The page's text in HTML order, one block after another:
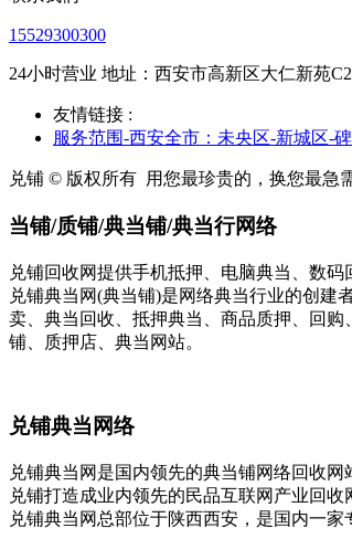
15529300300
24小时营业 地址：西安市高新区大仁新苑
友情链接 :
服务范围-西安全市：未央区-新城区-
兑铺 © 版权所有 用您最珍贵的，换您最急
当铺/质铺/典当铺/典当行网络
兑铺回收网提供手机抵押、电脑典当、数
兑铺典当网(典当铺)是网络典当行业的创建
卖、典当回收、抵押典当、商品质押、回
铺、质押店、典当网站。
兑铺典当网络
兑铺典当网是国内领先的典当铺网络回收
兑铺打造成业内领先的民品互联网产业回
兑铺典当网总部位于陕西西安，是国内一